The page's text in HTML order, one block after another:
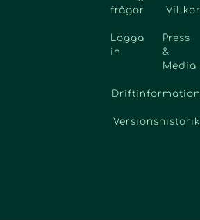
frågor
Logga
in
Villkor
Press
&
Media
Driftinformation
Versionshistorik